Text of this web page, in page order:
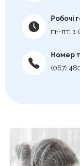
Робочі
пн-пт: з
Номер
(067)